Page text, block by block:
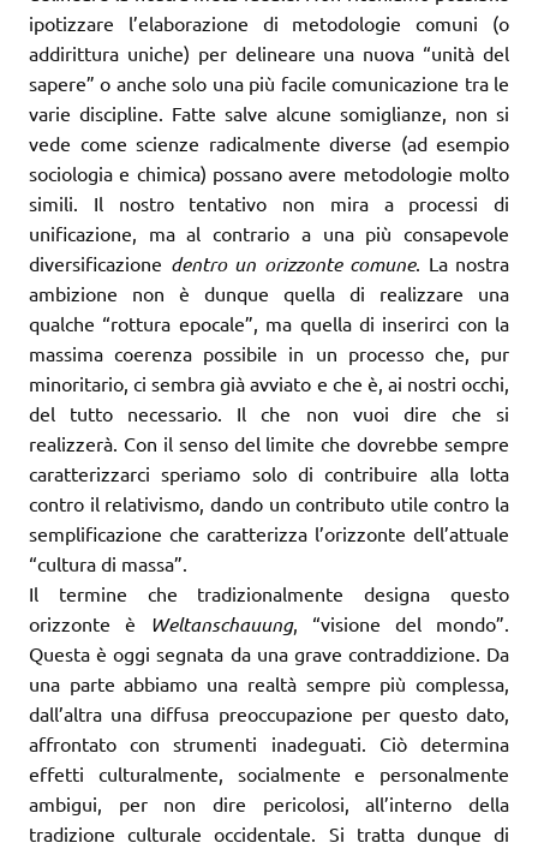
ipotizzare l’elaborazione di metodologie comuni (o
addirittura uniche) per delineare una nuova “unità del
sapere” o anche solo una più facile comunicazione tra le
varie discipline. Fatte salve alcune somiglianze, non si
vede come scienze radicalmente diverse (ad esempio
sociologia e chimica) possano avere metodologie molto
simili. Il nostro tentativo non mira a processi di
unificazione, ma al contrario a una più consapevole
diversificazione dentro un orizzonte comune. La nostra
ambizione non è dunque quella di realizzare una
qualche “rottura epocale”, ma quella di inserirci con la
massima coerenza possibile in un processo che, pur
minoritario, ci sembra già avviato e che è, ai nostri occhi,
del tutto necessario. Il che non vuoi dire che si
realizzerà. Con il senso del limite che dovrebbe sempre
caratterizzarci speriamo solo di contribuire alla lotta
contro il relativismo, dando un contributo utile contro la
semplificazione che caratterizza l’orizzonte dell’attuale
“cultura di massa”.
Il termine che tradizionalmente designa questo
orizzonte è Weltanschauung, “visione del mondo”.
Questa è oggi segnata da una grave contraddizione. Da
una parte abbiamo una realtà sempre più complessa,
dall’altra una diffusa preoccupazione per questo dato,
affrontato con strumenti inadeguati. Ciò determina
effetti culturalmente, socialmente e personalmente
ambigui, per non dire pericolosi, all’interno della
tradizione culturale occidentale. Si tratta dunque di